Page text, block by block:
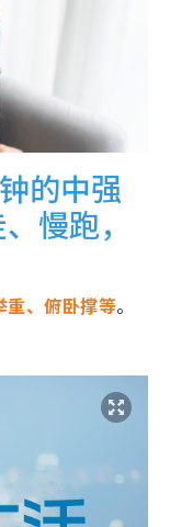
的中强
慢跑，
重、俯卧撑等。